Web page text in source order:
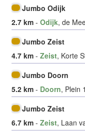
Jumbo Odijk
2.7 km - Odijk, de
Jumbo Zeist
4.7 km - Zeist, Korte
Jumbo Doorn
5.2 km - Doorn, Plein
Jumbo Zeist
6.7 km - Zeist, Laan